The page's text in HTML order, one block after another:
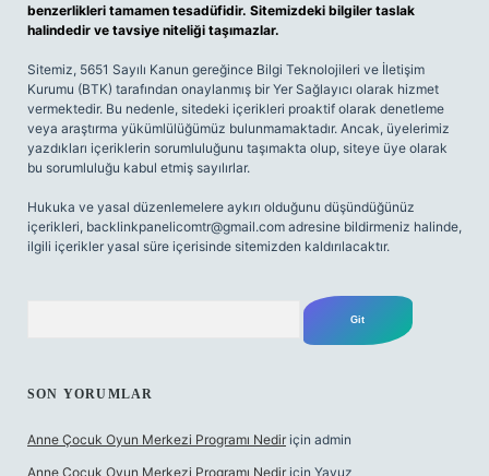
benzerlikleri tamamen tesadüfidir. Sitemizdeki bilgiler taslak
halindedir ve tavsiye niteliği taşımazlar.
Sitemiz, 5651 Sayılı Kanun gereğince Bilgi Teknolojileri ve İletişim
Kurumu (BTK) tarafından onaylanmış bir Yer Sağlayıcı olarak hizmet
vermektedir. Bu nedenle, sitedeki içerikleri proaktif olarak denetleme
veya araştırma yükümlülüğümüz bulunmamaktadır. Ancak, üyelerimiz
yazdıkları içeriklerin sorumluluğunu taşımakta olup, siteye üye olarak
bu sorumluluğu kabul etmiş sayılırlar.
Hukuka ve yasal düzenlemelere aykırı olduğunu düşündüğünüz
içerikleri, backlinkpanelicomtr@gmail.com adresine bildirmeniz halinde,
ilgili içerikler yasal süre içerisinde sitemizden kaldırılacaktır.
SON YORUMLAR
Anne Çocuk Oyun Merkezi Programı Nedir için admin
Anne Çocuk Oyun Merkezi Programı Nedir için Yavuz